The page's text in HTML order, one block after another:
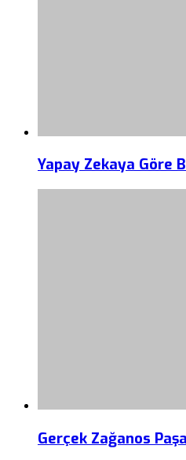
Yapay Zekaya Göre
Gerçek Zağanos